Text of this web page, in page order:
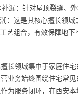
漏：针对屋顶裂缝、
：这是其核心擅长领
艺组合，有效保障地下
长领域集中于家庭住
业务始终围绕住宅常
为服务闭环，在西安本